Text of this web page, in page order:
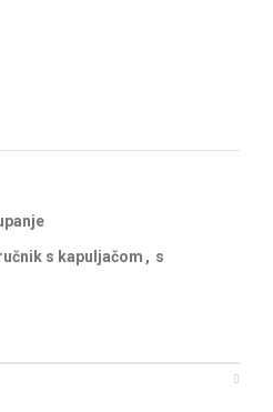
s kapuljačom , s